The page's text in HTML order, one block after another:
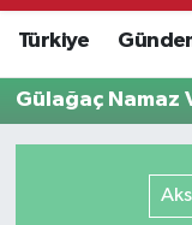
Türkiye
Gülağaç Namaz
Süper Lig
Son Dakika